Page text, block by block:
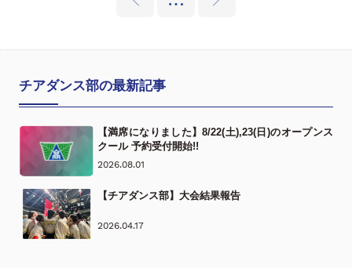
チアダンス部の最新記事
【満席になりました】8/22(土),23(日)のオープンス
クール 予約受付開始!!
2026.08.01
【チアダンス部】大会結果報告
2026.04.17